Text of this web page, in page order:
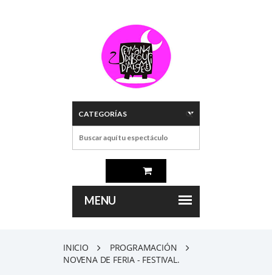
INICIO
PROGRAMACIÓN
NOVENA DE FERIA - FESTIVAL.